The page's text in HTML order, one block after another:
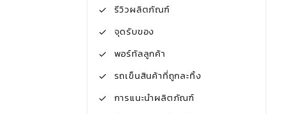
รีวิวผลิตภัณฑ์
จุดรับของ
พอร์ทัลลูกค้า
รถเข็นสินค้าที่ถูกละทิ้ง
การแนะนำผลิตภัณฑ์